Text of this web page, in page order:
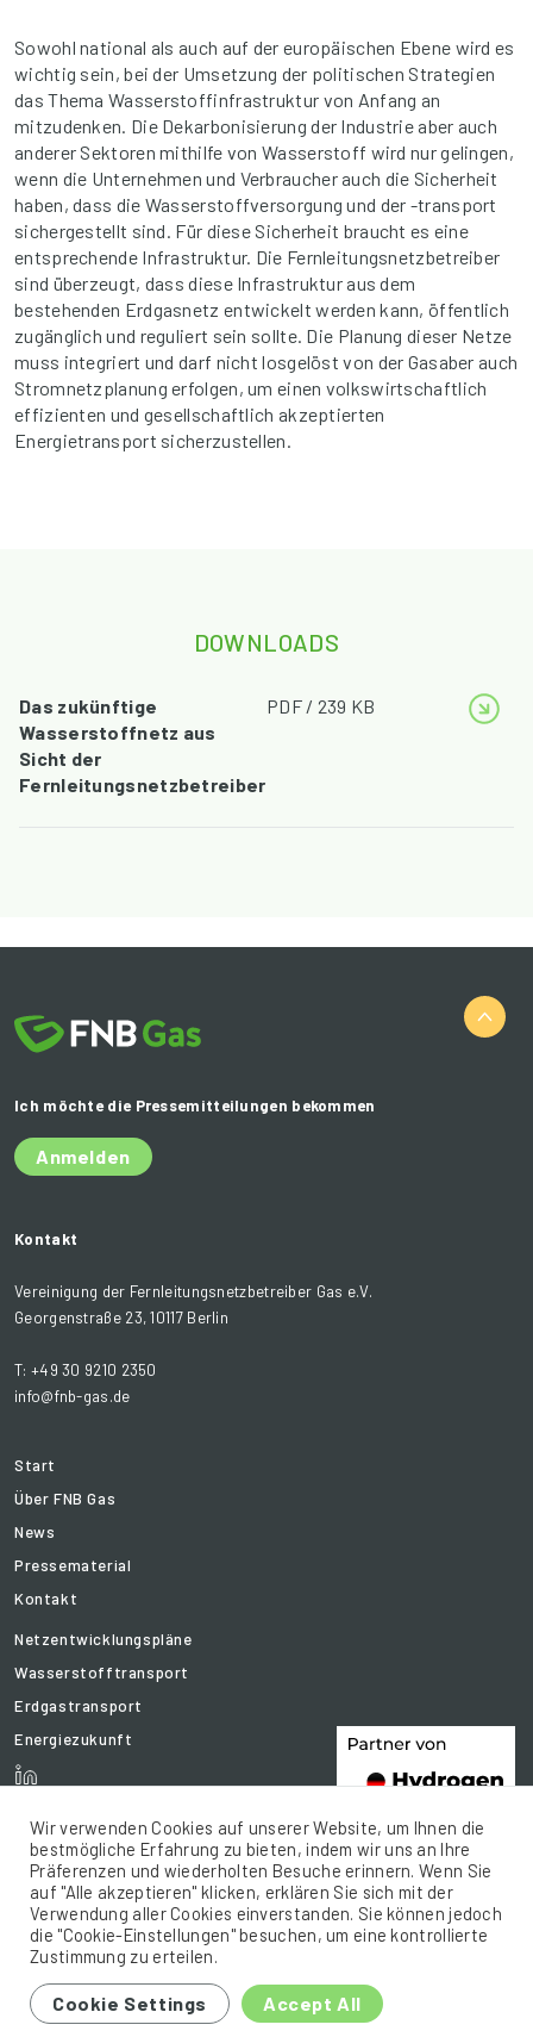
Sowohl national als auch auf der europäischen Ebene wird es
wichtig sein, bei der Umsetzung der politischen Strategien
das Thema Wasserstoffinfrastruktur von Anfang an
mitzudenken. Die Dekarbonisierung der Industrie aber auch
anderer Sektoren mithilfe von Wasserstoff wird nur gelingen,
wenn die Unternehmen und Verbraucher auch die Sicherheit
haben, dass die Wasserstoffversorgung und der -transport
sichergestellt sind. Für diese Sicherheit braucht es eine
entsprechende Infrastruktur. Die Fernleitungsnetzbetreiber
sind überzeugt, dass diese Infrastruktur aus dem
bestehenden Erdgasnetz entwickelt werden kann, öffentlich
zugänglich und reguliert sein sollte. Die Planung dieser Netze
muss integriert und darf nicht losgelöst von der Gasaber auch
Stromnetzplanung erfolgen, um einen volkswirtschaftlich
effizienten und gesellschaftlich akzeptierten
Energietransport sicherzustellen.
DOWNLOADS
Das zukünftige
Wasserstoffnetz aus
Sicht der
Fernleitungsnetzbetreiber
PDF / 239 KB
Ich möchte die Pressemitteilungen bekommen
Anmelden
Kontakt
Vereinigung der Fernleitungsnetzbetreiber Gas e.V.
Georgenstraße 23, 10117 Berlin
T: +49 30 9210 2350
info@fnb-gas.de
Start
Über FNB Gas
News
Pressematerial
Kontakt
Netzentwicklungspläne
Wasserstofftransport
Erdgastransport
Energiezukunft
© 2021 FNB Gas .e.V. All rights reserved.
Wir verwenden Cookies auf unserer Website, um Ihnen die
bestmögliche Erfahrung zu bieten, indem wir uns an Ihre
Präferenzen und wiederholten Besuche erinnern. Wenn Sie
auf "Alle akzeptieren" klicken, erklären Sie sich mit der
Verwendung aller Cookies einverstanden. Sie können jedoch
die "Cookie-Einstellungen" besuchen, um eine kontrollierte
Zustimmung zu erteilen.
Cookie Settings Accept All